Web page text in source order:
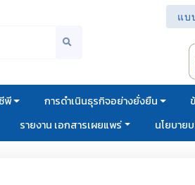
แบ
พี การดำเนินธุรกิจอย่างยั่งยืน
รายงาน เอกสารเผยแพร่ นโยบาย